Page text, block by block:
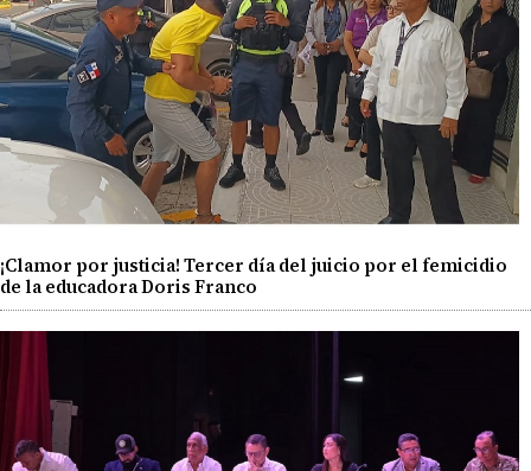
¡Clamor por justicia! Tercer día del juicio por el femicidio
de la educadora Doris Franco